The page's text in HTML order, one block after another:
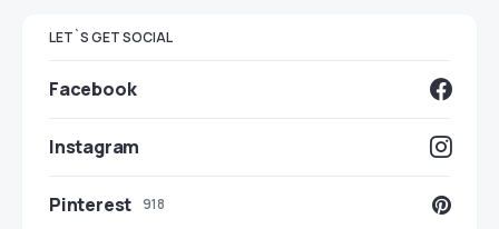
LET`S GET SOCIAL
Facebook
Instagram
Pinterest 918